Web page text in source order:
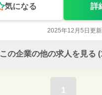
気になる 詳
2025年12月5日更
この企業の他の求人を見る
1